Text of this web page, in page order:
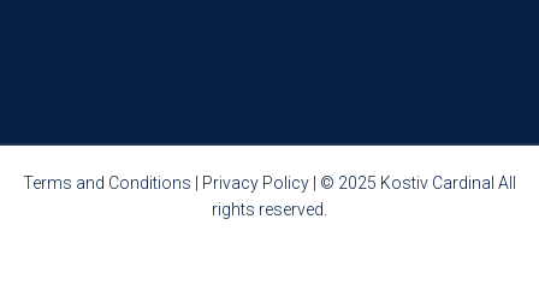
Terms and Conditions Privacy Policy
| © 2025 Kostiv Cardinal All
rights reserved.